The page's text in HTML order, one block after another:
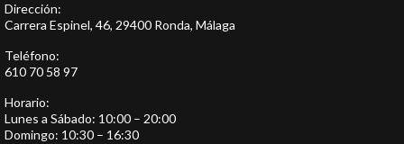
Dirección:
Carrera Espinel, 46, 29400 Ronda, Málaga
Teléfono:
610 70 58 97
Horario:
Lunes a Sábado: 10:00 – 20:00
Domingo: 10:30 – 16:30